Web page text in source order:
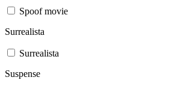
Spoof movie
Surrealista
Surrealista
Suspense